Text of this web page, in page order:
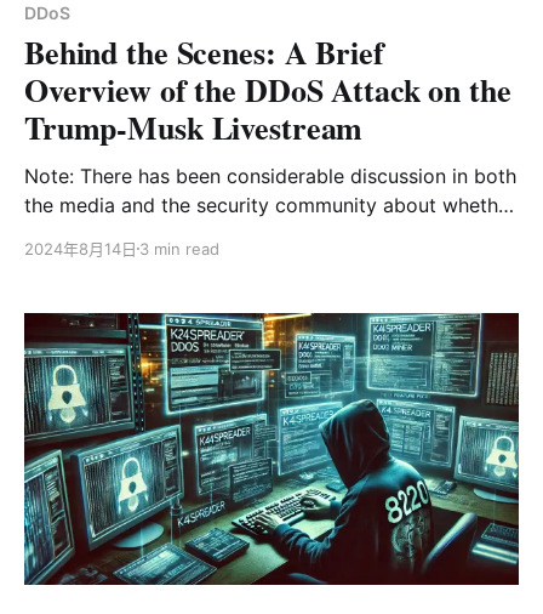
他攻击团伙使用HTTP代理攻击等方式也参与了此次攻击
事件。攻击时间从北京时间8点37持续到9点28，攻击时
DDoS
Behind the Scenes: A Brief
Overview of the DDoS Attack on the
Trump-Musk Livestream
Note: There has been considerable discussion in both
the media and the security community about whether
yesterday was indeed the target of a DDoS attack.
analysis indicates that the attack did occur. Below
2024年8月14日 3 min read